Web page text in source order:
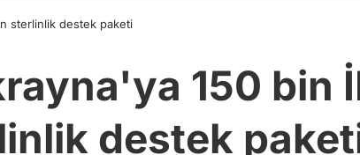
sterlinlik destek paketi
150 bin
destek